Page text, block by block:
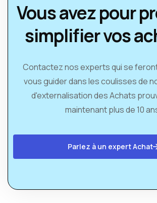
Vous avez pour
simplifier vos
Contactez nos experts qui se
vous guider dans les coulisses de
d'externalisation des Achats
maintenant plus de 10
Parlez à un expert Achat